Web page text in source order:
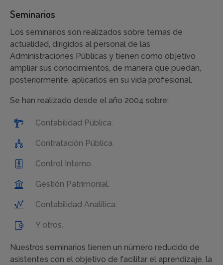
Seminarios
Los seminarios son realizados sobre temas de
actualidad, dirigidos al personal de las
Administraciones Públicas y tienen como objetivo
ampliar sus conocimientos, de manera que puedan,
posteriormente, aplicarlos en su vida profesional.
Se han realizado desde el año 2004 sobre:
Contabilidad Pública.
Contratación Pública.
Control Interno.
Gestión Patrimonial.
Contabilidad Analítica.
Y otros.
Nuestros seminarios tienen un número reducido de
asistentes con el objetivo de facilitar el aprendizaje, la